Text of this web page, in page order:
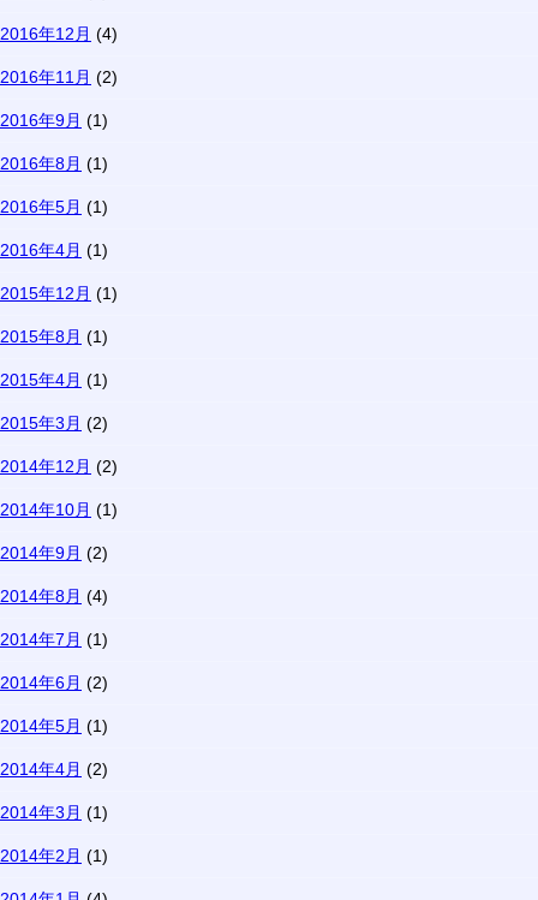
2016年12月 (4)
2016年11月 (2)
2016年9月 (1)
2016年8月 (1)
2016年5月 (1)
2016年4月 (1)
2015年12月 (1)
2015年8月 (1)
2015年4月 (1)
2015年3月 (2)
2014年12月 (2)
2014年10月 (1)
2014年9月 (2)
2014年8月 (4)
2014年7月 (1)
2014年6月 (2)
2014年5月 (1)
2014年4月 (2)
2014年3月 (1)
2014年2月 (1)